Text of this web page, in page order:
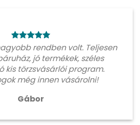
rendben volt. Teljesen
jó termékek, széles
kis törzsvásárlói program.
még innen vásárolni!
Gábor